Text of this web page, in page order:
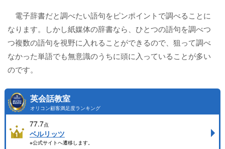
電子辞書だと調べたい語句をピンポイントで調べることに
なります。しかし紙媒体の辞書なら、ひとつの語句を調べつ
つ複数の語句を視野に入れることができるので、狙って調べ
なかった単語でも無意識のうちに頭に入っていることが多い
のです。
英会話教室
オリコン顧客満足度ランキング
77.7点
ベルリッツ
※公式サイトへ遷移します。